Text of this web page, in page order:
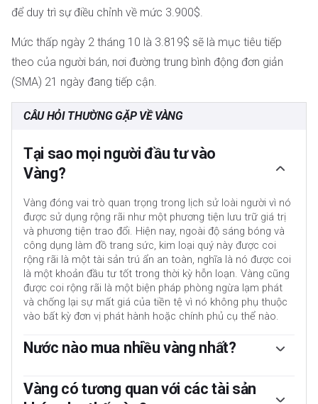
để duy trì sự điều chỉnh về mức 3.900$.
Mức thấp ngày 2 tháng 10 là 3.819$ sẽ là mục tiêu tiếp
theo của người bán, nơi đường trung bình động đơn giản
(SMA) 21 ngày đang tiếp cận.
CÂU HỎI THƯỜNG GẶP VỀ VÀNG
Tại sao mọi người đầu tư vào
Vàng?
Vàng đóng vai trò quan trọng trong lịch sử loài người vì nó
được sử dụng rộng rãi như một phương tiện lưu trữ giá trị
và phương tiện trao đổi. Hiện nay, ngoài độ sáng bóng và
công dụng làm đồ trang sức, kim loại quý này được coi
rộng rãi là một tài sản trú ẩn an toàn, nghĩa là nó được coi
là một khoản đầu tư tốt trong thời kỳ hỗn loạn. Vàng cũng
được coi rộng rãi là một biện pháp phòng ngừa lạm phát
và chống lại sự mất giá của tiền tệ vì nó không phụ thuộc
vào bất kỳ đơn vị phát hành hoặc chính phủ cụ thể nào.
Nước nào mua nhiều vàng nhất?
nhất. Với mục tiêu hỗ trợ đồng tiền của mình trong thời kỳ
hỗn loạn, các ngân hàng trung ương có xu hướng đa dạng
Vàng có tương quan với các tài sản